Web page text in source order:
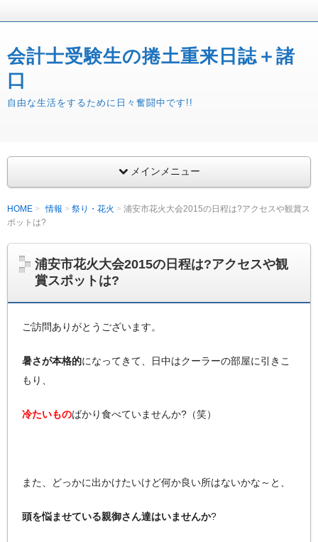
会計士受験生の捲土重来日誌＋諸
口
自由な生活をするために日々奮闘中です!!
メインメニュー
HOME 情報 祭り・花火
浦安市花火大会2015の日程は?アクセスや観賞ス
ポットは?
浦安市花火大会2015の日程は?アクセスや観
賞スポットは?
ご訪問ありがとうございます。
暑さが本格的になってきて、日中はクーラーの部屋に引きこ
もり、
冷たいものばかり食べていませんか?（笑）
また、どっかに出かけたいけど何か良い所はないかな～と、
頭を悩ませている親御さん達はいませんか?